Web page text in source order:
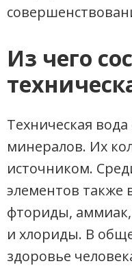
Из чего
Техническая
минералов. Их
источником.
элементов также
фториды, аммиак,
и хлориды. В
здоровье